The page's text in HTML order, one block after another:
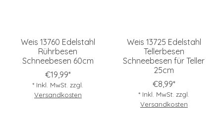
Weis 13760 Edelstahl
Rührbesen
Schneebesen 60cm
€19,99*
* Inkl. MwSt. zzgl.
Versandkosten
Weis 13725 Edelstahl
Tellerbesen
Schneebesen für Teller
25cm
€8,99*
* Inkl. MwSt. zzgl.
Versandkosten